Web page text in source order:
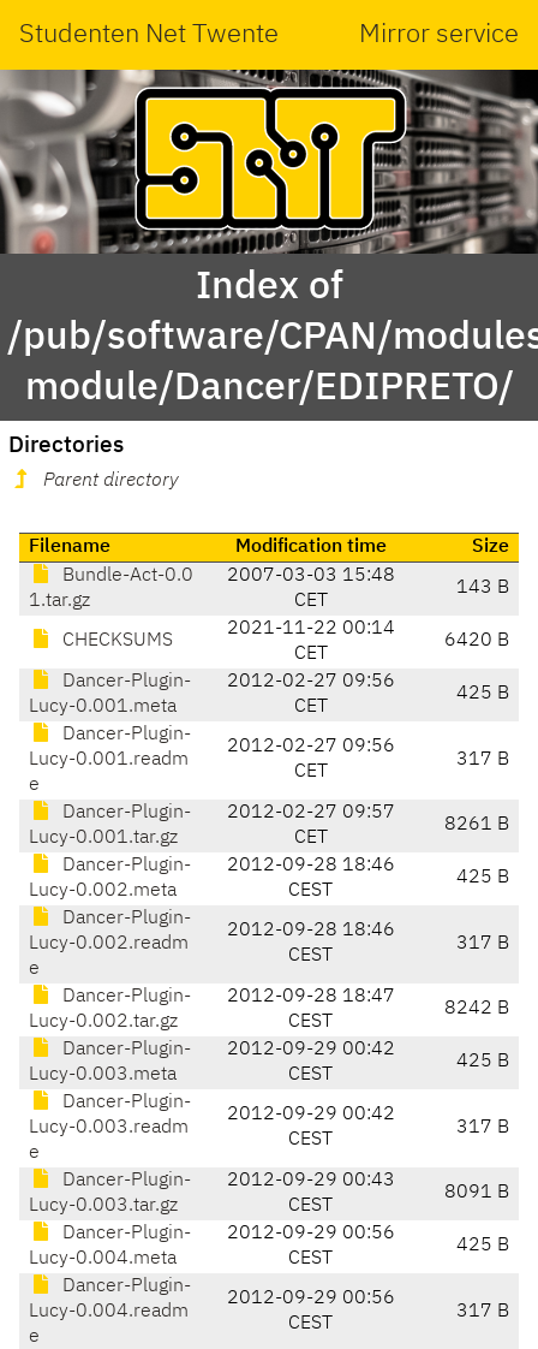
Studenten Net Twente Mirror service
Index of
/pub/software/CPAN/
module/Dancer/EDIPRETO/
Directories
Parent directory
Filename Modification time
Size
Bundle-Act-0.0
1.tar.gz
2007-03-03 15:48
CET
143 B
CHECKSUMS
2021-11-22 00:14
CET
6420 B
Dancer-Plugin-
Lucy-0.001.meta
2012-02-27 09:56
CET
425 B
Dancer-Plugin-
Lucy-0.001.readm
e
2012-02-27 09:56
CET
317 B
Dancer-Plugin-
Lucy-0.001.tar.gz
2012-02-27 09:57
CET
8261 B
Dancer-Plugin-
Lucy-0.002.meta
2012-09-28 18:46
CEST
425 B
Dancer-Plugin-
Lucy-0.002.readm
e
2012-09-28 18:46
CEST
317 B
Dancer-Plugin-
Lucy-0.002.tar.gz
2012-09-28 18:47
CEST
8242 B
Dancer-Plugin-
Lucy-0.003.meta
2012-09-29 00:42
CEST
425 B
Dancer-Plugin-
Lucy-0.003.readm
e
2012-09-29 00:42
CEST
317 B
Dancer-Plugin-
Lucy-0.003.tar.gz
2012-09-29 00:43
CEST
8091 B
Dancer-Plugin-
Lucy-0.004.meta
2012-09-29 00:56
CEST
425 B
Dancer-Plugin-
Lucy-0.004.readm
e
2012-09-29 00:56
CEST
317 B